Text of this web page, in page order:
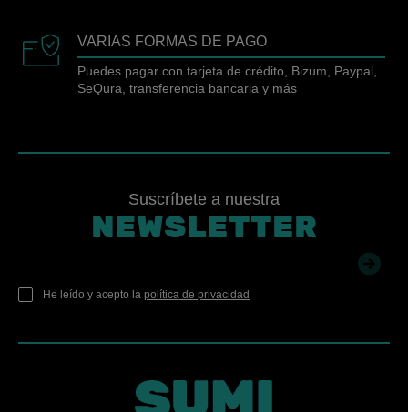
VARIAS FORMAS DE PAGO
Puedes pagar con tarjeta de crédito, Bizum, Paypal,
SeQura, transferencia bancaria y más
Suscríbete a nuestra
NEWSLETTER
He leído y acepto la política de privacidad